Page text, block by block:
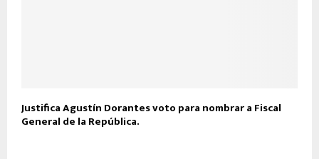
Justifica Agustín Dorantes voto para nombrar a Fiscal
General de la República.